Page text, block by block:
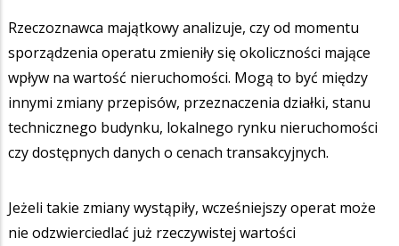
Rzeczoznawca majątkowy analizuje, czy od momentu
sporządzenia operatu zmieniły się okoliczności mające
wpływ na wartość nieruchomości. Mogą to być między
innymi zmiany przepisów, przeznaczenia działki, stanu
technicznego budynku, lokalnego rynku nieruchomości
czy dostępnych danych o cenach transakcyjnych.
Jeżeli takie zmiany wystąpiły, wcześniejszy operat może
nie odzwierciedlać już rzeczywistej wartości